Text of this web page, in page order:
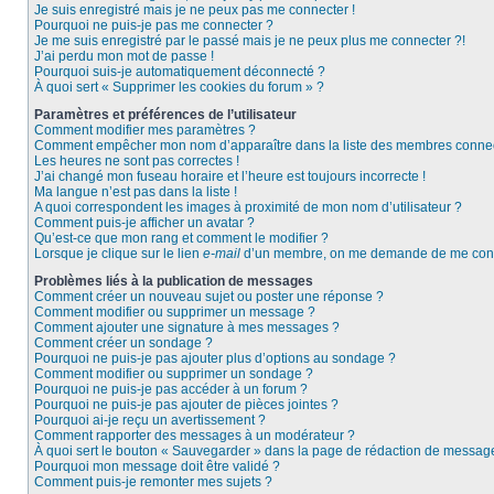
Je suis enregistré mais je ne peux pas me connecter !
Pourquoi ne puis-je pas me connecter ?
Je me suis enregistré par le passé mais je ne peux plus me connecter ?!
J’ai perdu mon mot de passe !
Pourquoi suis-je automatiquement déconnecté ?
À quoi sert « Supprimer les cookies du forum » ?
Paramètres et préférences de l’utilisateur
Comment modifier mes paramètres ?
Comment empêcher mon nom d’apparaître dans la liste des membres
Les heures ne sont pas correctes !
J’ai changé mon fuseau horaire et l’heure est toujours incorrecte !
Ma langue n’est pas dans la liste !
A quoi correspondent les images à proximité de mon nom d’utilisateur ?
Comment puis-je afficher un avatar ?
Qu’est-ce que mon rang et comment le modifier ?
Lorsque je clique sur le lien e-mail d’un membre, on me demande de me
Problèmes liés à la publication de messages
Comment créer un nouveau sujet ou poster une réponse ?
Comment modifier ou supprimer un message ?
Comment ajouter une signature à mes messages ?
Comment créer un sondage ?
Pourquoi ne puis-je pas ajouter plus d’options au sondage ?
Comment modifier ou supprimer un sondage ?
Pourquoi ne puis-je pas accéder à un forum ?
Pourquoi ne puis-je pas ajouter de pièces jointes ?
Pourquoi ai-je reçu un avertissement ?
Comment rapporter des messages à un modérateur ?
À quoi sert le bouton « Sauvegarder » dans la page de rédaction de
Pourquoi mon message doit être validé ?
Comment puis-je remonter mes sujets ?